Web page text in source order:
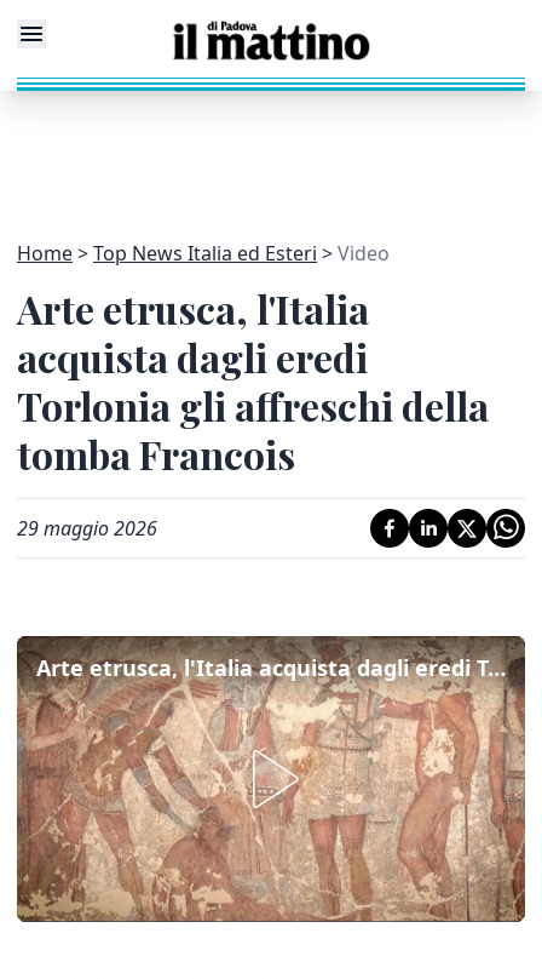
Home Top News Italia ed Esteri Video
Arte etrusca, l'Italia
acquista dagli eredi
Torlonia gli affreschi della
tomba Francois
29 maggio 2026
Arte etrusca, l'Italia acquista dagli eredi Torlonia gli affreschi della tomba Francois